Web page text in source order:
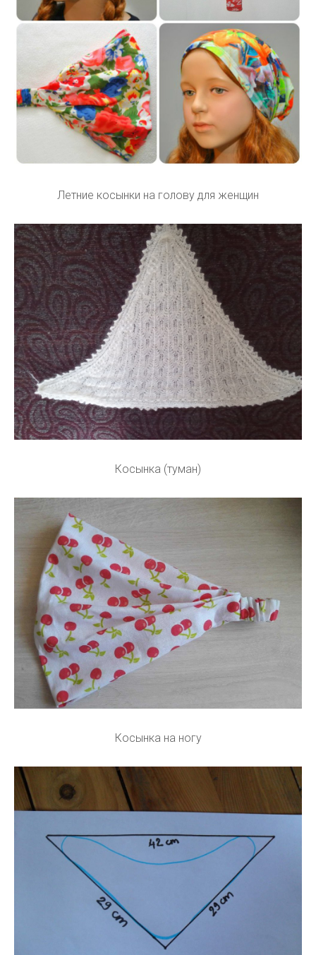
Летние косынки на голову для женщин
Косынка (туман)
Косынка на ногу